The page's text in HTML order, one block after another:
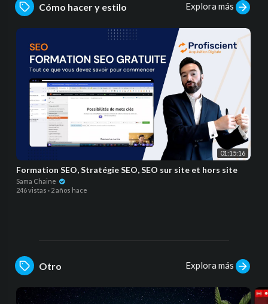
Cómo hacer y estilo Explora más
01:15:16
Formation SEO, Stratégie SEO, SEO sur site et hors site
Sama Chaine
246 vistas · 2 años hace
Otro Explora más